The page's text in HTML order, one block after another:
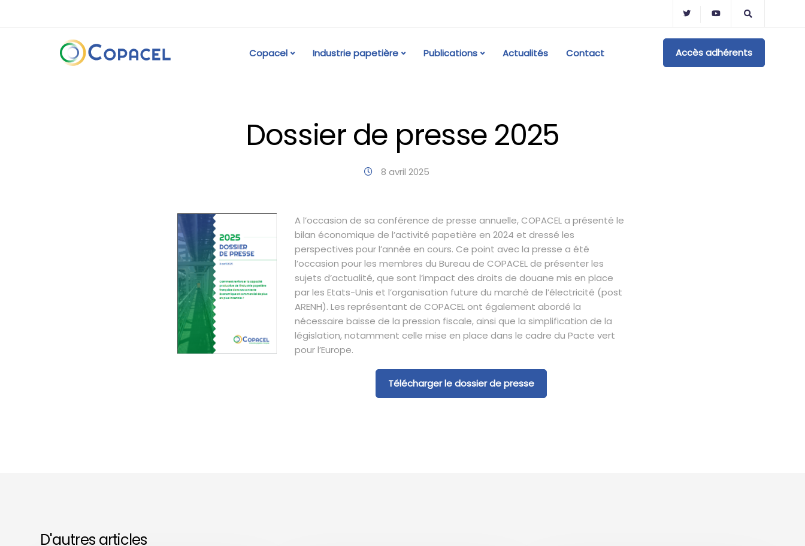
Copacel Industrie papetière Publications Actualités Contact Accès adhérents
Dossier de presse 2025
8 avril 2025
A l’occasion de sa conférence de presse annuelle, COPACEL a présenté le
bilan économique de l’activité papetière en 2024 et dressé les
perspectives pour l’année en cours. Ce point avec la presse a été
l’occasion pour les membres du Bureau de COPACEL de présenter les
sujets d’actualité, que sont l’impact des droits de douane mis en place
par les Etats-Unis et l’organisation future du marché de l’électricité (post
ARENH). Les représentant de COPACEL ont également abordé la
nécessaire baisse de la pression fiscale, ainsi que la simplification de la
législation, notamment celle mise en place dans le cadre du Pacte vert
pour l’Europe.
Télécharger le dossier de presse
D'autres articles